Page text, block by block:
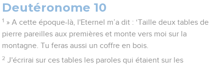
Deutéronome 10
1 » A cette époque-là, l'Eternel m’a dit : ‘Taille deux tables de
pierre pareilles aux premières et monte vers moi sur la
montagne. Tu feras aussi un coffre en bois.
2 J'écrirai sur ces tables les paroles qui étaient sur les